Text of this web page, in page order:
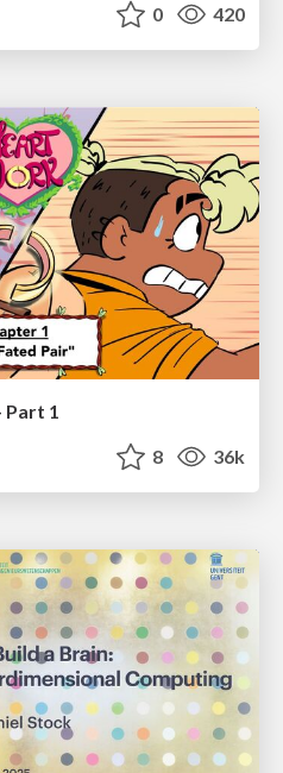
0 420
Part 1
8 36k